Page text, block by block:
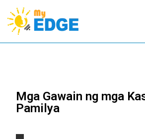
Mga Gawain ng mga
Pamilya